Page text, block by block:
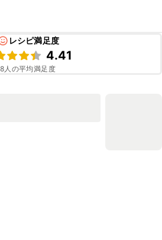
レシピ満足度
4.41
8人の平均満足度